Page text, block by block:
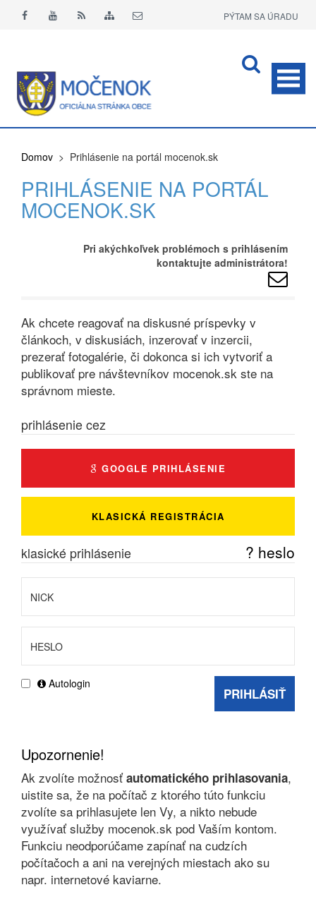
PÝTAM SA ÚRADU
Domov > Prihlásenie na portál mocenok.sk
PRIHLÁSENIE NA PORTÁL
MOCENOK.SK
Pri akýchkoľvek problémoch s prihlásením
kontaktujte administrátora!
Ak chcete reagovať na diskusné príspevky v
článkoch, v diskusiách, inzerovať v inzercii,
prezerať fotogalérie, či dokonca si ich vytvoriť a
publikovať pre návštevníkov mocenok.sk ste na
správnom mieste.
prihlásenie cez
GOOGLE PRIHLÁSENIE
KLASICKÁ REGISTRÁCIA
klasické prihlásenie ? heslo
Autologin
PRIHLÁSIŤ
Upozornenie!
Ak zvolíte možnosťautomatického prihlasovania,
uistite sa, že na počítač z ktorého túto funkciu
zvolíte sa prihlasujete len Vy, a nikto nebude
využívať služby mocenok.sk pod Vaším kontom.
Funkciu neodporúčame zapínať na cudzích
počítačoch a ani na verejných miestach ako su
napr. internetové kaviarne.